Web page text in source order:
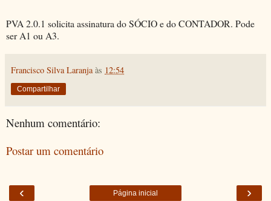
PVA 2.0.1 solicita assinatura do SÓCIO e do CONTADOR. Pode
ser A1 ou A3.
Francisco Silva Laranja às 12:54
Compartilhar
Nenhum comentário:
Postar um comentário
‹ ›
Página inicial